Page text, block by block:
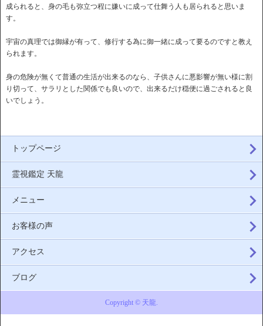
成られると、身の毛も弥立つ程に嫌いに成って仕舞う人も居られると思いま
す。
宇宙の真理では御縁が有って、修行する為に御一緒に成って要るのですと教え
られます。
身の危険が無くて普通の生活が出来るのなら、子供さんに悪影響が無い様に割
り切って、サラリとした関係でも良いので、出来るだけ穏便に過ごされると良
いでしょう。
トップページ
霊視鑑定 天龍
メニュー
お客様の声
アクセス
ブログ
Copyright © 天龍.